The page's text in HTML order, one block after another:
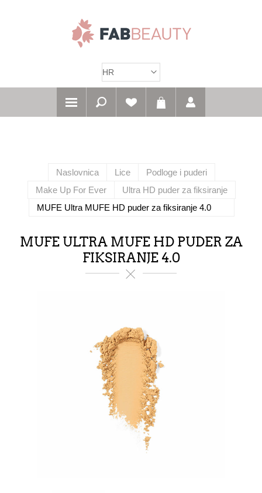
Naslovnica Lice
Podloge i puderi
Make Up For Ever
Ultra HD puder za fiksiranje
MUFE Ultra MUFE HD puder za fiksiranje 4.0
MUFE ULTRA MUFE HD PUDER ZA
FIKSIRANJE 4.0